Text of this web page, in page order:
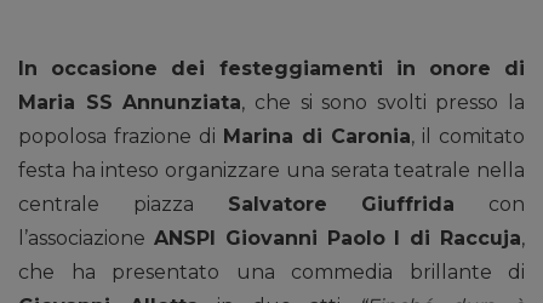
In occasione dei festeggiamenti in onore di
Maria SS Annunziata, che si sono svolti presso la
popolosa frazione di Marina di Caronia, il comitato
festa ha inteso organizzare una serata teatrale nella
centrale piazza Salvatore Giuffrida con
l’associazione ANSPI Giovanni Paolo I di Raccuja,
che ha presentato una commedia brillante di